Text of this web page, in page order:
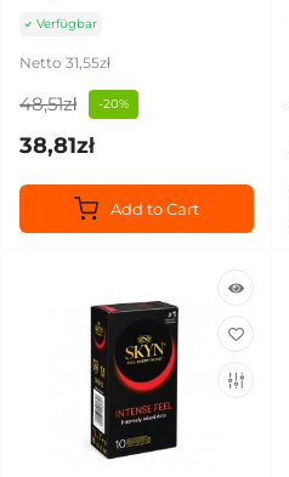
Verfügbar
Netto 31,55zł
48,51zł -20%
38,81zł
Add to Cart